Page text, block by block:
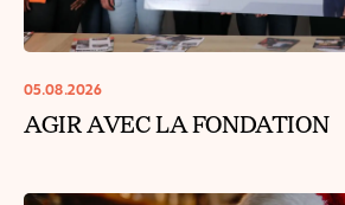
05.08.2026
AGIR AVEC LA FONDATION